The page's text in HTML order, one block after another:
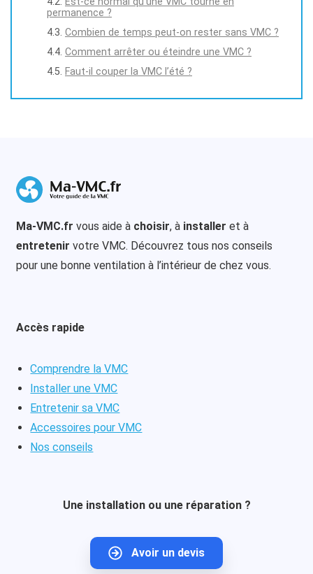
permanence ?
Combien de temps peut-on rester sans VMC ?
Comment arrêter ou éteindre une VMC ?
Faut-il couper la VMC l’été ?
Ma-VMC.fr vous aide à choisir, à installer et à
entretenir votre VMC. Découvrez tous nos conseils
pour une bonne ventilation à l’intérieur de chez vous.
Accès rapide
Comprendre la VMC
Installer une VMC
Entretenir sa VMC
Accessoires pour VMC
Nos conseils
Une installation ou une réparation ?
Avoir un devis